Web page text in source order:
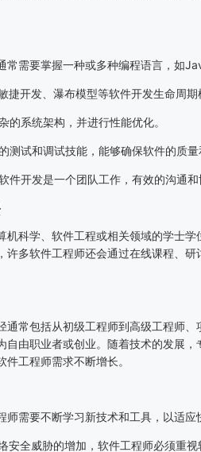
常需要掌握一种或多种编程语言，如
捷开发、瀑布模型等软件开发生命周
的系统架构，并进行性能优化。
测试和调试技能，能够确保软件的质
软件开发是一个团队工作，有效的沟通
机科学、软件工程或相关领域的学士
许多软件工程师还会通过在线课程、
通常包括从初级工程师到高级工程师
自由职业者或创业。随着技术的发展
工程师需求不断增长。
师需要不断学习新技术和工具，以适
安全威胁的增加，软件工程师必须重